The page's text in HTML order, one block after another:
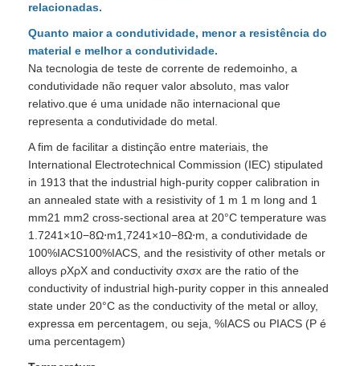
relacionadas.
Quanto maior a condutividade, menor a resistência do
material e melhor a condutividade.
Na tecnologia de teste de corrente de redemoinho, a
condutividade não requer valor absoluto, mas valor
relativo.que é uma unidade não internacional que
representa a condutividade do metal.
A fim de facilitar a distinção entre materiais, the
International Electrotechnical Commission (IEC) stipulated
in 1913 that the industrial high-purity copper calibration in
an annealed state with a resistivity of 1 m 1 m long and 1
mm21 mm2 cross-sectional area at 20°C temperature was
1.7241×10−8Ω⋅m1,7241×10−8Ω⋅m, a condutividade de
100%IACS100%IACS, and the resistivity of other metals or
alloys ρXρX and conductivity σxσx are the ratio of the
conductivity of industrial high-purity copper in this annealed
state under 20°C as the conductivity of the metal or alloy,
expressa em percentagem, ou seja, %IACS ou PIACS (P é
uma percentagem)